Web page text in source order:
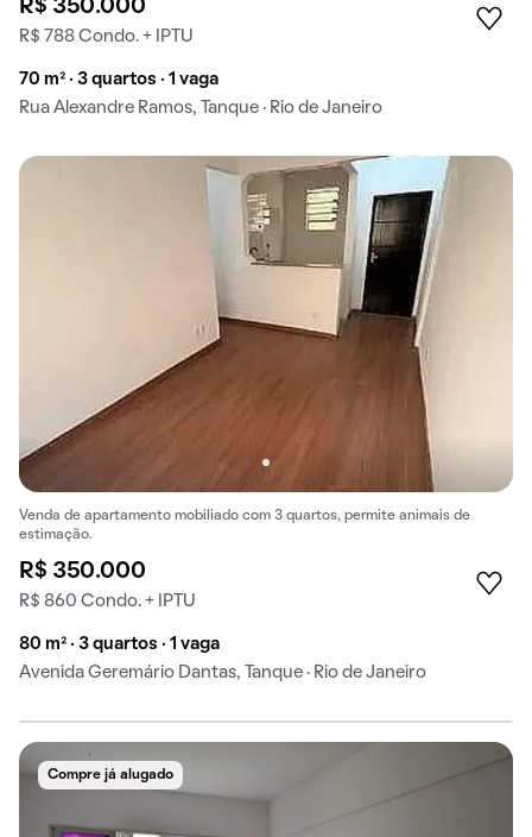
R$ 350.000
R$ 788 Condo. + IPTU
70 m² · 3 quartos · 1 vaga
Rua Alexandre Ramos, Tanque · Rio de Janeiro
Venda de apartamento mobiliado com 3 quartos, permite animais de
estimação.
R$ 350.000
R$ 860 Condo. + IPTU
80 m² · 3 quartos · 1 vaga
Avenida Geremário Dantas, Tanque · Rio de Janeiro
Compre já alugado